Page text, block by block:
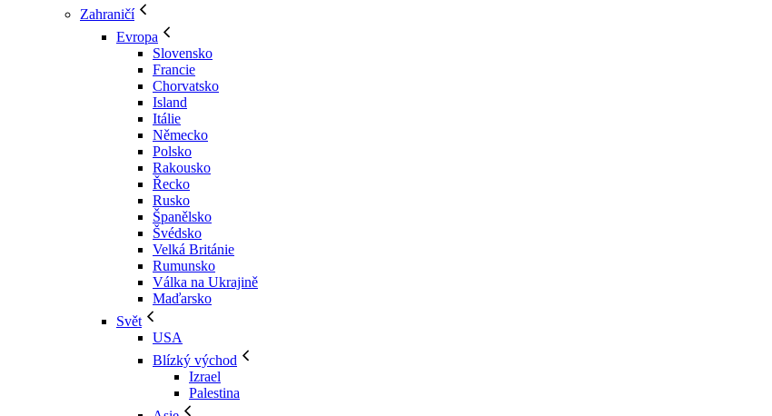
Zahraničí
Evropa
Slovensko
Francie
Chorvatsko
Island
Itálie
Německo
Polsko
Rakousko
Řecko
Rusko
Španělsko
Švédsko
Velká Británie
Rumunsko
Válka na Ukrajině
Maďarsko
Svět
USA
Blízký východ
Izrael
Palestina